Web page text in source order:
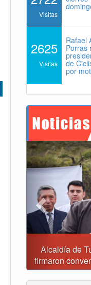
Visitas
2625
Visitas
Rafael
Porras
de
por
Reporte del
Previous